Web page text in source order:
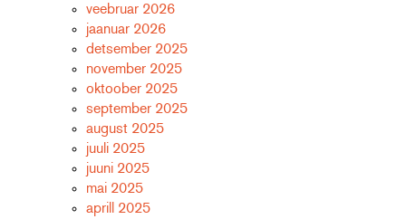
veebruar 2026
jaanuar 2026
detsember 2025
november 2025
oktoober 2025
september 2025
august 2025
juuli 2025
juuni 2025
mai 2025
aprill 2025